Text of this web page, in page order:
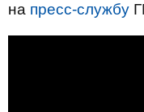
на пресс-службу